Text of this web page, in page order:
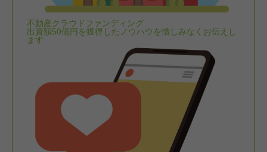
不動産クラウドファンディング
出資額50億円を獲得したノウハウを惜しみなくお伝えし
ます